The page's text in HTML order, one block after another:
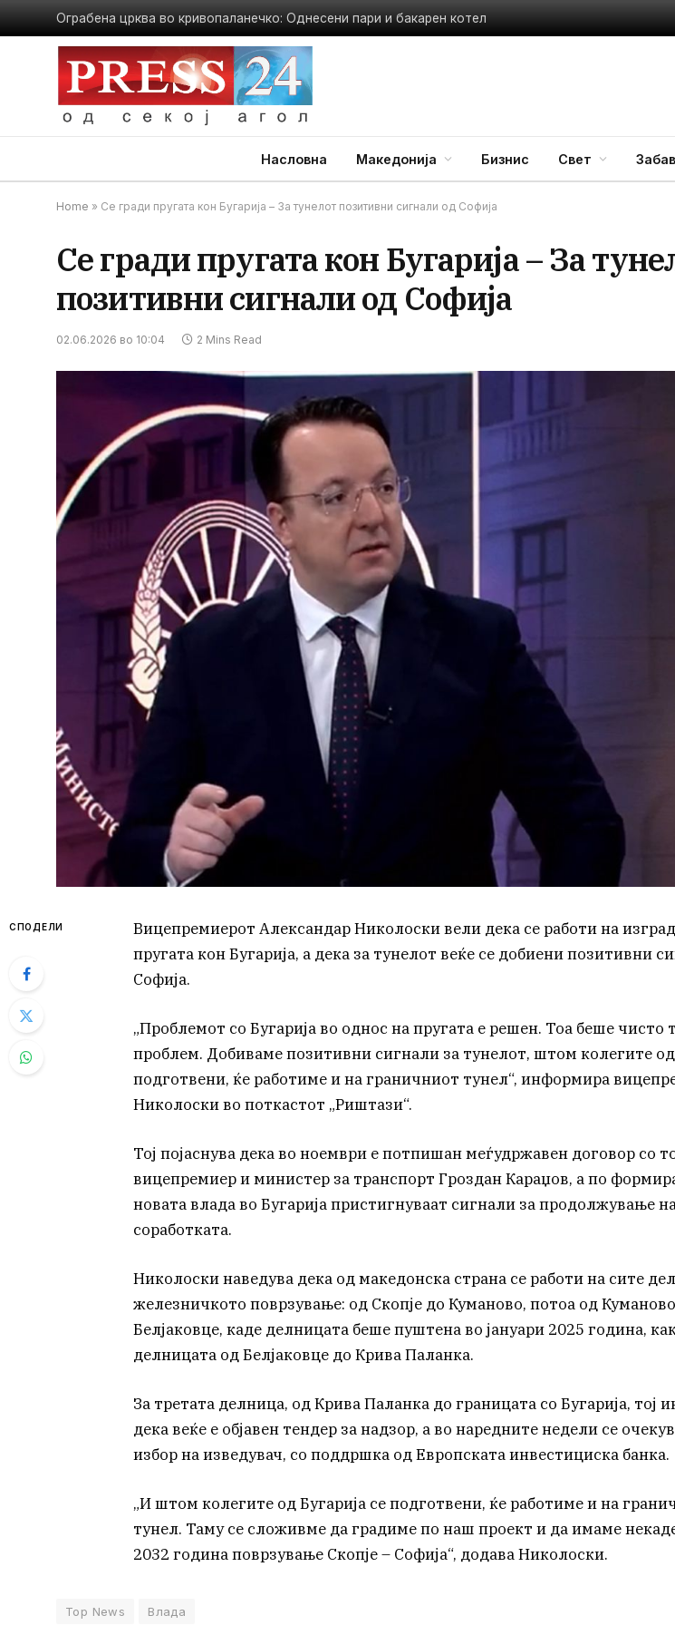
Ограбена црква во кривопаланечко: Однесени пари и бакарен котел
Насловна Македонија Бизнис Свет
Home » Се гради пругата кон Бугарија – За тунелот позитивни сигнали од Софија
Се гради пругата кон Бугарија – За
позитивни сигнали од Софија
02.06.2026 во 10:04 2 Mins Read
СПОДЕЛИ
Вицепремиерот Александар Николоски вели дека се работи на
пругата кон Бугарија, а дека за тунелот веќе се добиени позитивни
Софија.
„Проблемот со Бугарија во однос на пругата е решен. Тоа беше чисто
проблем. Добиваме позитивни сигнали за тунелот, штом колегите од
подготвени, ќе работиме и на граничниот тунел“, информира
Николоски во поткастот „Риштази“.
Тој појаснува дека во ноември е потпишан меѓудржавен договор со
вицепремиер и министер за транспорт Гроздан Караџов, а по
новата влада во Бугарија пристигнуваат сигнали за продолжување
соработката.
Николоски наведува дека од македонска страна се работи на сите
железничкото поврзување: од Скопје до Куманово, потоа од
Белјаковце, каде делницата беше пуштена во јануари 2025 година,
делницата од Белјаковце до Крива Паланка.
За третата делница, од Крива Паланка до границата со Бугарија, тој
дека веќе е објавен тендер за надзор, а во наредните недели се
избор на изведувач, со поддршка од Европската инвестициска банка.
„И штом колегите од Бугарија се подготвени, ќе работиме и на
тунел. Таму се сложивме да градиме по наш проект и да имаме
2032 година поврзување Скопје – Софија“, додава Николоски.
Top News Влада